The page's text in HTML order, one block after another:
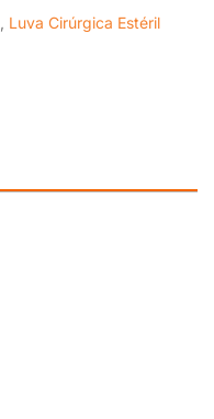
Luva Cirúrgica Estéril